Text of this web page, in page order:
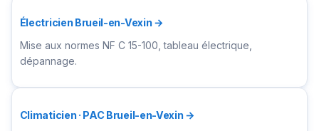
Électricien Brueil-en-Vexin →
Mise aux normes NF C 15-100, tableau électrique,
dépannage.
Climaticien · PAC Brueil-en-Vexin →